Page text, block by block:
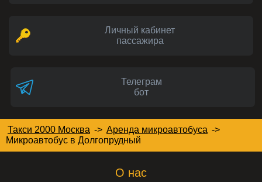
Личный кабинет
пассажира
Телеграм
бот
Такси 2000 Москва -> Аренда микроавтобуса ->
Микроавтобус в Долгопрудный
О нас